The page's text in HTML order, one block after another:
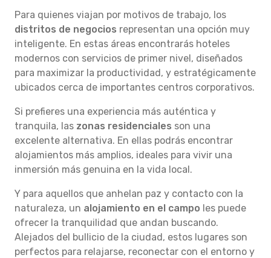
Para quienes viajan por motivos de trabajo, los
distritos de negocios representan una opción muy
inteligente. En estas áreas encontrarás hoteles
modernos con servicios de primer nivel, diseñados
para maximizar la productividad, y estratégicamente
ubicados cerca de importantes centros corporativos.
Si prefieres una experiencia más auténtica y
tranquila, las zonas residenciales son una
excelente alternativa. En ellas podrás encontrar
alojamientos más amplios, ideales para vivir una
inmersión más genuina en la vida local.
Y para aquellos que anhelan paz y contacto con la
naturaleza, un alojamiento en el campo les puede
ofrecer la tranquilidad que andan buscando.
Alejados del bullicio de la ciudad, estos lugares son
perfectos para relajarse, reconectar con el entorno y